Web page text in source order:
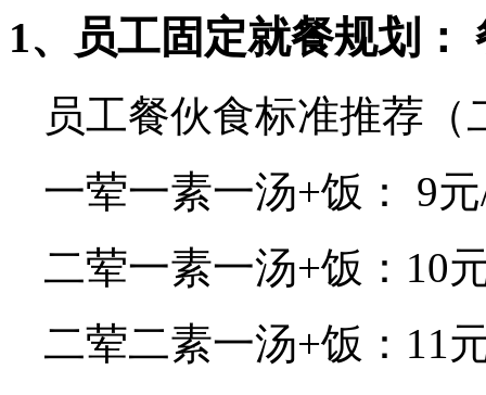
1、员工固定就餐规划
员工餐伙食标准推荐
一荤一素一汤+饭： 9
二荤一素一汤+饭：10
二荤二素一汤+饭：11